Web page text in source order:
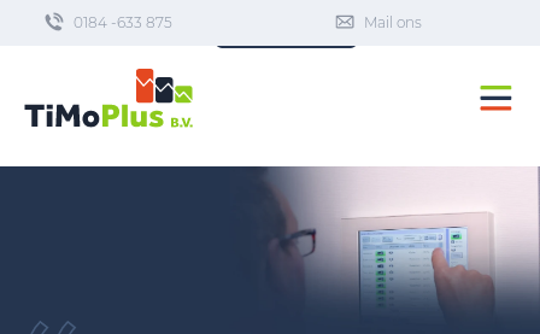
0184 -633 875 Mail ons